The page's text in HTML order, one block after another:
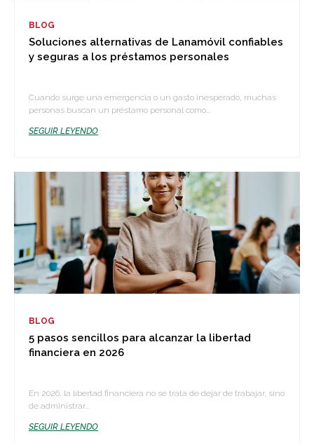
BLOG
Soluciones alternativas de Lanamóvil confiables
y seguras a los préstamos personales
Cuando surge una emergencia o un gasto inesperado, muchas
personas buscan un préstamo personal como...
SEGUIR LEYENDO
BLOG
5 pasos sencillos para alcanzar la libertad
financiera en 2026
En 2026, la libertad financiera no se trata de dejar de trabajar, sino
de administrar...
SEGUIR LEYENDO